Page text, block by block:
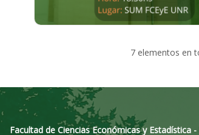
7 elementos en
Facultad de Ciencias Económicas y Estadística